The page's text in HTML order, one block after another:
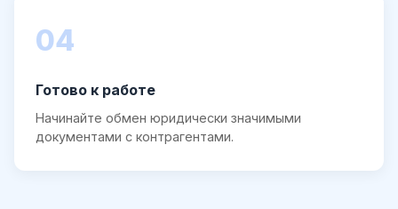
04
Готово к работе
Начинайте обмен юридически значимыми
документами с контрагентами.